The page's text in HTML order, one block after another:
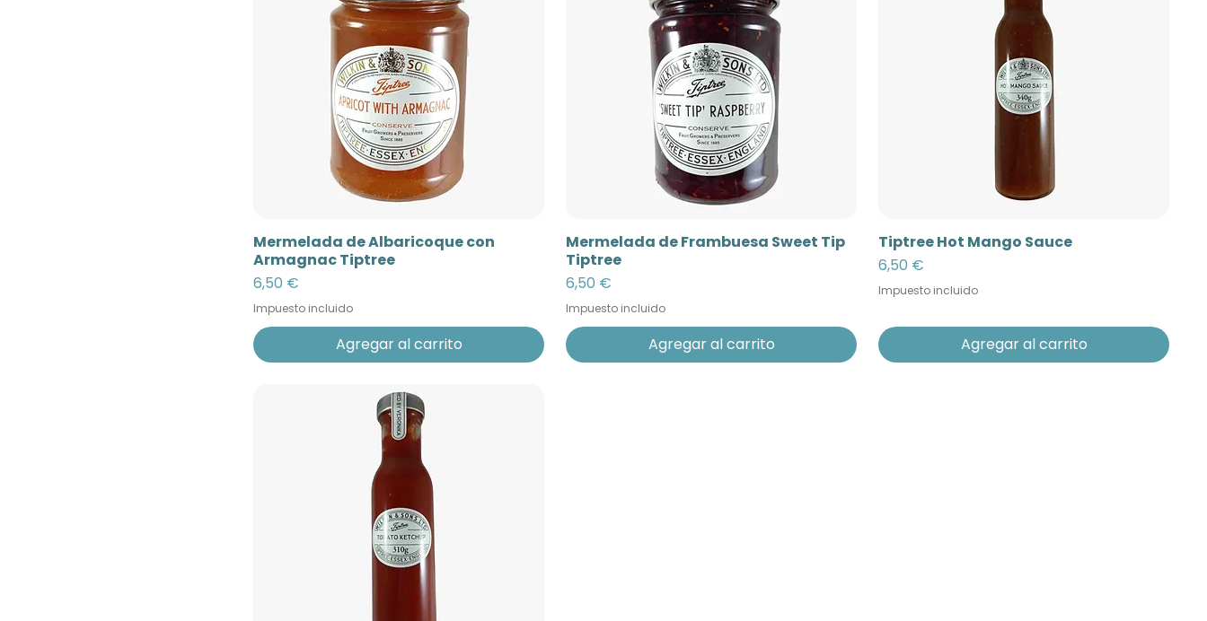
Mermelada de Albaricoque con
Armagnac Tiptree
Precio
6,50 €
Impuesto incluido
Agregar al carrito
Mermelada de Frambuesa Sweet Tip
Tiptree
Precio
6,50 €
Impuesto incluido
Agregar al carrito
Tiptree Hot Mango Sauce
Precio
6,50 €
Impuesto incluido
Agregar al carrito